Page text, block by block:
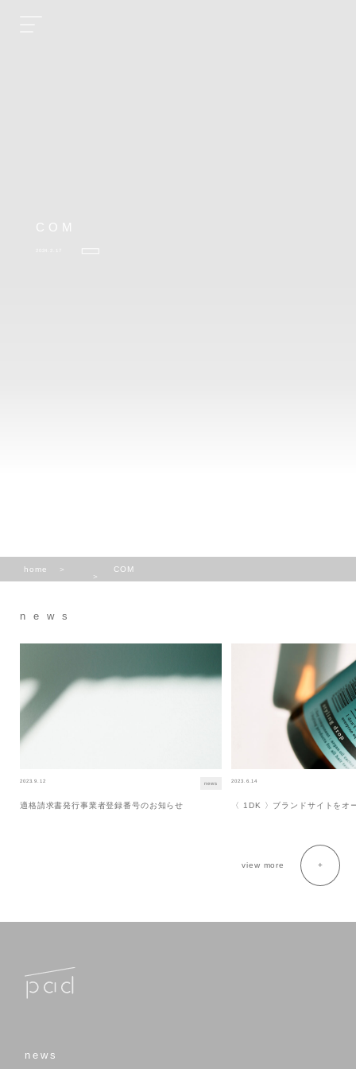
COM
home COM
news
2023.9.12 news
適格請求書発行事業者登録番号のお知らせ
2023.6.14
〈 1DK 〉ブランドサイトをオ
view more
news